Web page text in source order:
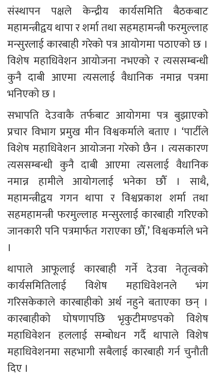
संस्थापन पक्षले केन्द्रीय कार्यसमिति बैठकबाट
महामन्त्रीद्वय थापा र शर्मा तथा सहमहामन्त्री फरमुल्लाह
मन्सुरलाई कारबाही गरेको पत्र आयोगमा पठाएको छ ।
विशेष महाधिवेशन आयोजना नभएको र त्यससम्बन्धी
कुनै दाबी आएमा त्यसलाई वैधानिक नमान्न पत्रमा
भनिएको छ ।
सभापति देउवाकै तर्फबाट आयोगमा पत्र बुझाएको
प्रचार विभाग प्रमुख मीन विश्वकर्माले बताए । ‘पार्टीले
विशेष महाधिवेशन आयोजना गरेको छैन । त्यसकारण
त्यससम्बन्धी कुनै दाबी आएमा त्यसलाई वैधानिक
नमान्न हामीले आयोगलाई भनेका छौँ । साथै,
महामन्त्रीद्वय गगन थापा र विश्वप्रकाश शर्मा तथा
सहमहामन्त्री फरमुल्लाह मन्सुरलाई कारबाही गरिएको
जानकारी पनि पत्रमार्फत गराएका छौँ,’ विश्वकर्माले भने
।
थापाले आफूलाई कारबाही गर्ने देउवा नेतृत्वको
कार्यसमितिलाई विशेष महाधिवेशनले भंग
गरिसकेकाले कारबाहीको अर्थ नहुने बताएका छन् ।
कारबाहीको घोषणापछि भृकुटीमण्डपको विशेष
महाधिवेशन हललाई सम्बोधन गर्दै थापाले विशेष
महाधिवेशनमा सहभागी सबैलाई कारबाही गर्न चुनौती
दिए ।